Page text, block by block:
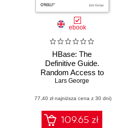
ebook
HBase: The
Definitive Guide.
Random Access to
Your Planet-Size
Lars George
(77,40 zł najniższa cena z 30 dni)
109.65 zł